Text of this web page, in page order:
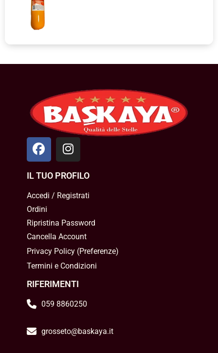
IL TUO PROFILO
Accedi / Registrati
Ordini
Ripristina Password
Cancella Account
Privacy Policy(Preferenze)
Termini e Condizioni
RIFERIMENTI
059 8860250
grosseto@baskaya.it